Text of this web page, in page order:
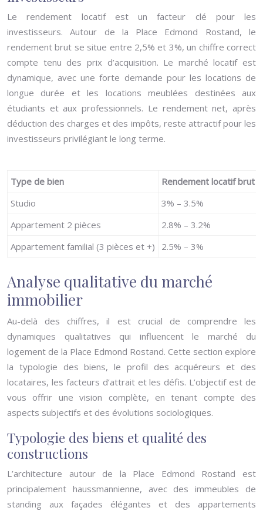
Le rendement locatif est un facteur clé pour les
investisseurs. Autour de la Place Edmond Rostand, le
rendement brut se situe entre 2,5% et 3%, un chiffre correct
compte tenu des prix d’acquisition. Le marché locatif est
dynamique, avec une forte demande pour les locations de
longue durée et les locations meublées destinées aux
étudiants et aux professionnels. Le rendement net, après
déduction des charges et des impôts, reste attractif pour les
investisseurs privilégiant le long terme.
Type de bien
Rendement locatif brut
Studio
3% – 3.5%
Appartement 2 pièces
2.8% – 3.2%
Appartement familial (3 pièces et +)
2.5% – 3%
Analyse qualitative du marché
immobilier
Au-delà des chiffres, il est crucial de comprendre les
dynamiques qualitatives qui influencent le marché du
logement de la Place Edmond Rostand. Cette section explore
la typologie des biens, le profil des acquéreurs et des
locataires, les facteurs d’attrait et les défis. L’objectif est de
vous offrir une vision complète, en tenant compte des
aspects subjectifs et des évolutions sociologiques.
Typologie des biens et qualité des
constructions
L’architecture autour de la Place Edmond Rostand est
principalement haussmannienne, avec des immeubles de
standing aux façades élégantes et des appartements